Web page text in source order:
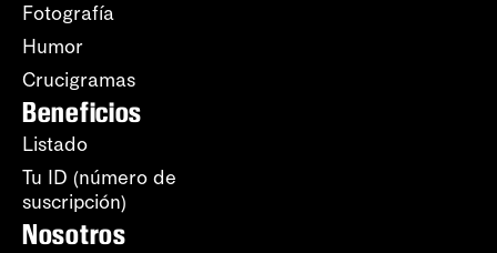
Fotografía
Humor
Crucigramas
Beneficios
Listado
Tu ID (número de
suscripción)
Nosotros